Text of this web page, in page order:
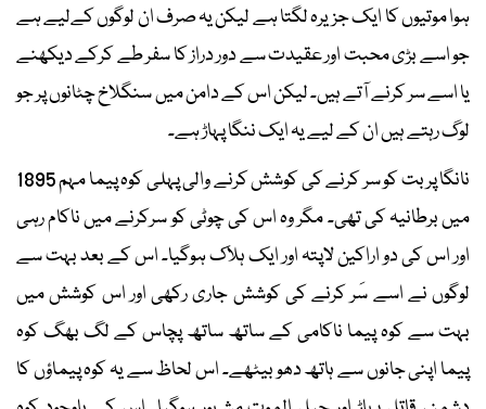
ہوا موتیوں کا ایک جزیرہ لگتا ہے لیکن یہ صرف ان لوگوں کےلیے ہے
جو اسے بڑی محبت اور عقیدت سے دور دراز کا سفر طے کرکے دیکھنے
یا اسے سر کرنے آتے ہیں۔ لیکن اس کے دامن میں سنگلاخ چٹانوں پر جو
لوگ رہتے ہیں ان کے لیے یہ ایک ننگا پہاڑ ہے۔
نانگا پربت کو سر کرنے کی کوشش کرنے والی پہلی کوہ پیما مہم 1895
میں برطانیہ کی تھی۔ مگر وہ اس کی چوٹی کو سرکرنے میں ناکام رہی
اور اس کی دو اراکین لاپتہ اور ایک ہلاک ہوگیا۔ اس کے بعد بہت سے
لوگوں نے اسے سَر کرنے کی کوشش جاری رکھی اور اس کوشش میں
بہت سے کوہ پیما ناکامی کے ساتھ ساتھ پچاس کے لگ بھگ کوہ
پیما اپنی جانوں سے ہاتھ دھو بیٹھے۔ اس لحاظ سے یہ کوہ پیماؤں کا